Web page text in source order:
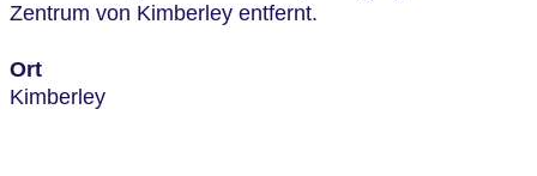
Zentrum von Kimberley entfernt.
Ort
Kimberley